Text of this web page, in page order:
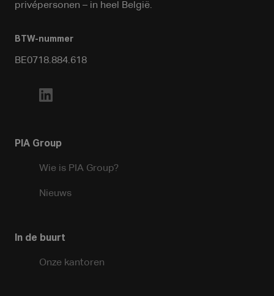
privépersonen – in heel België.
BTW-nummer
BE0718.884.618
PIA Group
Wie is PIA Group?
Nieuws
In de buurt
Onze kantoren